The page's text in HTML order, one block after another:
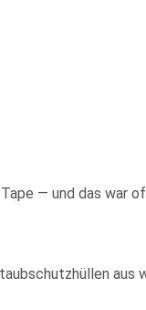
— und das war